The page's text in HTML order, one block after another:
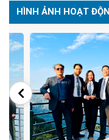
HÌNH ẢNH HOẠT